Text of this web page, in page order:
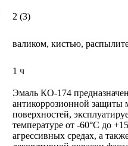
2 (3)
валиком, кистью,
1 ч
Эмаль КО-174
антикоррозионной защиты
поверхностей,
температуре от -60°С до
агрессивных средах, а